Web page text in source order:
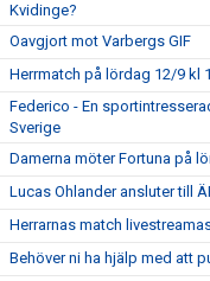
Kvidinge?
Oavgjort mot Varbergs GIF
Herrmatch på lördag 12/9 kl
Federico - En
Sverige
Damerna möter Fortuna på
Lucas Ohlander ansluter till
Herrarnas match
Behöver ni ha hjälp med att